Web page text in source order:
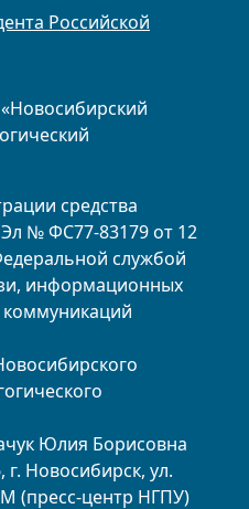
средства
№ ФС77-83179 от 12
службой
информационных
коммуникаций
Юлия Борисовна
г. Новосибирск, ул.
(пресс-центр НГПУ)
Российской